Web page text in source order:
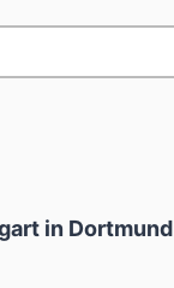
in Dortmund